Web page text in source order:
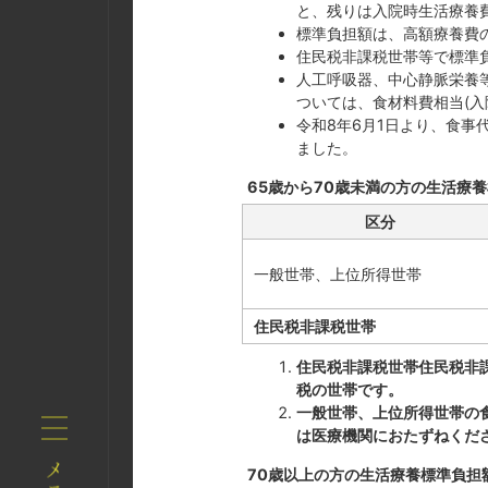
と、残りは入院時生活療養
標準負担額は、高額療養費
住民税非課税世帯等で標準
人工呼吸器、中心静脈栄
ついては、食材料費相当(
令和8年6月1日より、食事
ました。
65歳から70歳未満の方の生活療
区分
一般世帯、上位所得世帯
住民税非課税世帯
住民税非課税世帯住民税非
税の世帯です。
一般世帯、上位所得世帯の
は医療機関におたずねくだ
70歳以上の方の生活療養標準負担